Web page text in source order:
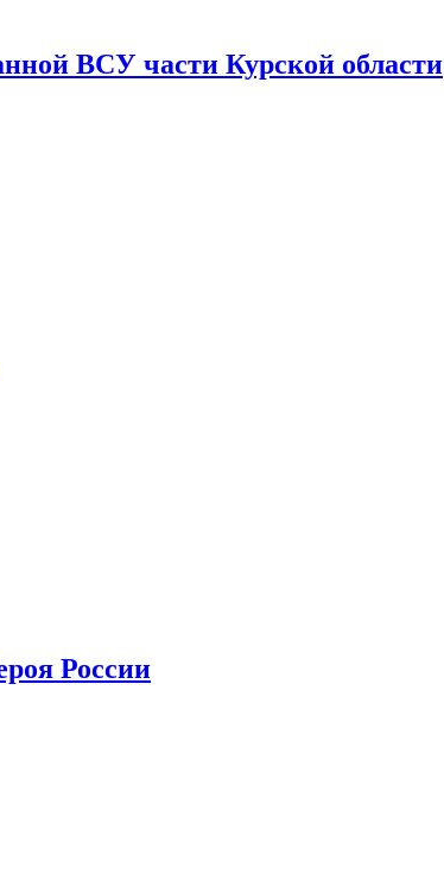
ВСУ части Курской области
России